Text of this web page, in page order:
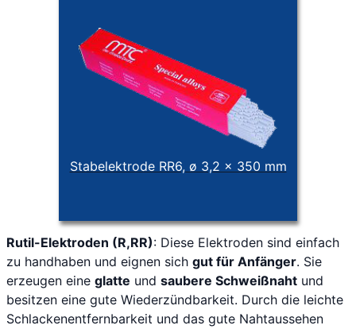
Stabelektrode RR6, ø 3,2 x 350 mm
Rutil-Elektroden (R,RR): Diese Elektroden sind einfach
zu handhaben und eignen sich gut für Anfänger. Sie
erzeugen eine glatte und saubere Schweißnaht und
besitzen eine gute Wiederzündbarkeit. Durch die leichte
Schlackenentfernbarkeit und das gute Nahtaussehen